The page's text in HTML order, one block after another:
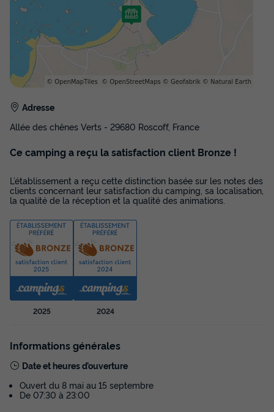
personnes
14/09/2026
Meilleur prix pour 7 nuits
Modifier les dates
Adresse
Allée des chênes Verts - 29680 Roscoff, France
Ce camping a reçu la satisfaction client Bronze !
L’établissement a reçu cette distinction basée sur les notes des
clients concernant leur satisfaction du camping, sa localisation,
la qualité de la réception et la qualité des animations.
2025 2024
Informations générales
Date et heures d’ouverture
Ouvert du 8 mai au 15 septembre
De 07:30 à 23:00